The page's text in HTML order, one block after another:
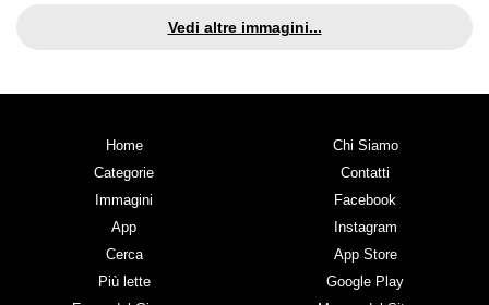
Vedi altre immagini...
Home
Categorie
Immagini
App
Cerca
Più lette
Chi Siamo
Contatti
Facebook
Instagram
App Store
Google Play